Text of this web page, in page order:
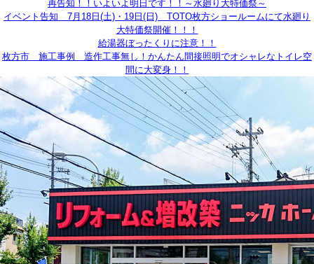
再告知！！いよいよ明日です！！～水廻り大特価祭～
イベント告知 7月18日(土)・19日(日) TOTO枚方ショールームにて水廻り
大特価祭開催！！！
給湯器ぼったくりに注意！！
枚方市 施工事例 造作工事無し！かんたん間接照明でオシャレなトイレ空
間に大変身！！